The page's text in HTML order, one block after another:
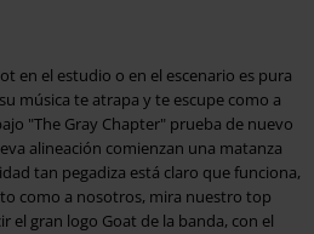
en el estudio o en el escenario es pura
música te atrapa y te escupe como a
"The Gray Chapter" prueba de nuevo
alineación comienzan una matanza
tan pegadiza está claro que funciona,
como a nosotros, mira nuestro top
el gran logo Goat de la banda, con el